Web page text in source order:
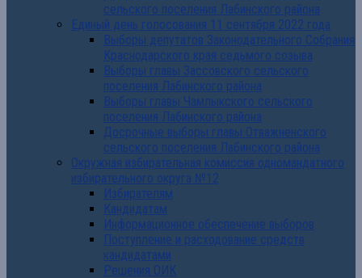
сельского поселения Лабинского района
Единый день голосования 11 сентября 2022 года
Выборы депутатов Законодательного Собрания
Краснодарского края седьмого созыва
Выборы главы Зассовского сельского
поселения Лабинского района
Выборы главы Чамлыкского сельского
поселения Лабинского района
Досрочные выборы главы Отважненского
сельского поселения Лабинского района
Окружная избирательная комиссия одномандатного
избирательного округа №12
Избирателям
Кандидатам
Информационное обеспечение выборов
Поступление и расходование средств
кандидатами
Решения ОИК